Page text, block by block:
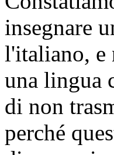
insegnare
l'italiano, e
una lingua
di non
perché